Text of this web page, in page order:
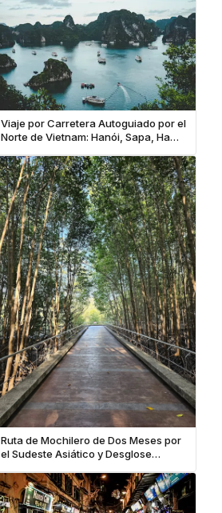
Viaje por Carretera Autoguiado por el
Norte de Vietnam: Hanói, Sapa, Ha
Ruta de Mochilero de Dos Meses por
el Sudeste Asiático y Desglose